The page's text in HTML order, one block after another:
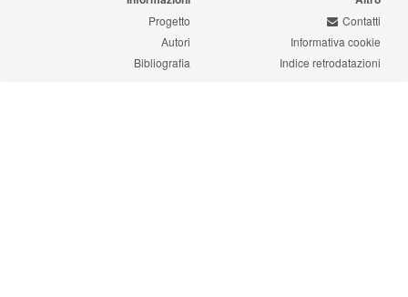
Progetto
Autori
Bibliografia
Contatti
Informativa cookie
Indice retrodatazioni